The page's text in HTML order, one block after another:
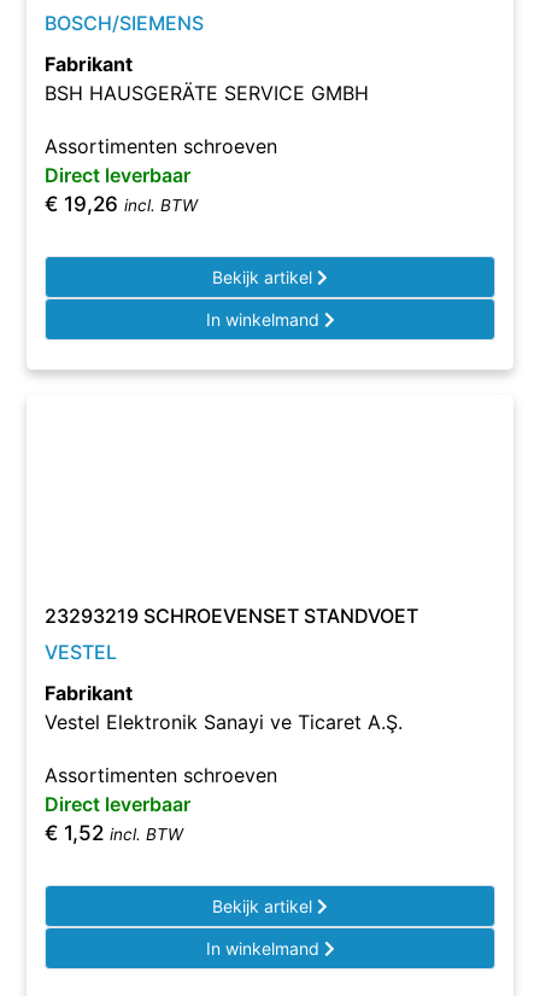
BOSCH/SIEMENS
Fabrikant
BSH HAUSGERÄTE SERVICE GMBH
Assortimenten schroeven
Direct leverbaar
€ 19,26 incl. BTW
Bekijk artikel
In winkelmand
23293219 SCHROEVENSET STANDVOET
VESTEL
Fabrikant
Vestel Elektronik Sanayi ve Ticaret A.Ş.
Assortimenten schroeven
Direct leverbaar
€ 1,52 incl. BTW
Bekijk artikel
In winkelmand